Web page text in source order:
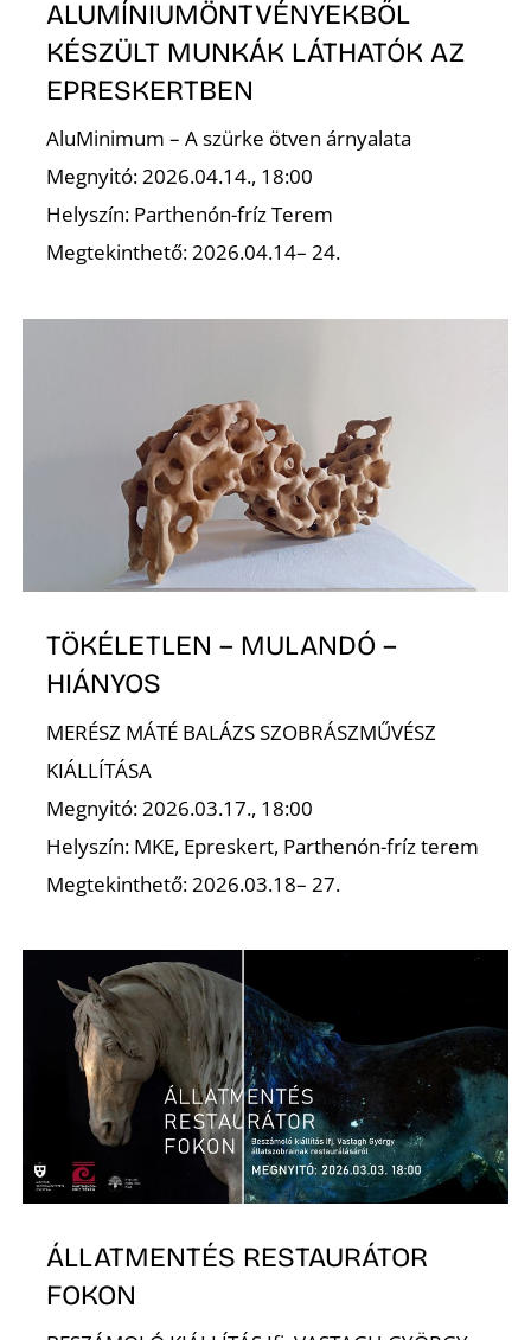
ALUMÍNIUMÖNTVÉNYEKBŐL
KÉSZÜLT MUNKÁK LÁTHATÓK AZ
EPRESKERTBEN
AluMinimum – A szürke ötven árnyalata
Megnyitó: 2026.04.14., 18:00
Helyszín: Parthenón-fríz Terem
Megtekinthető: 2026.04.14– 24.
TÖKÉLETLEN – MULANDÓ –
HIÁNYOS
MERÉSZ MÁTÉ BALÁZS SZOBRÁSZMŰVÉSZ
KIÁLLÍTÁSA
Megnyitó: 2026.03.17., 18:00
Helyszín: MKE, Epreskert, Parthenón-fríz terem
Megtekinthető: 2026.03.18– 27.
ÁLLATMENTÉS RESTAURÁTOR
FOKON